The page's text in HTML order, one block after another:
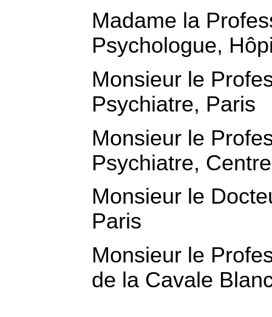
Madame la
Psychologue,
Monsieur le
Psychiatre, Paris
Monsieur le
Psychiatre,
Monsieur le
Paris
Monsieur le
de la Cavale